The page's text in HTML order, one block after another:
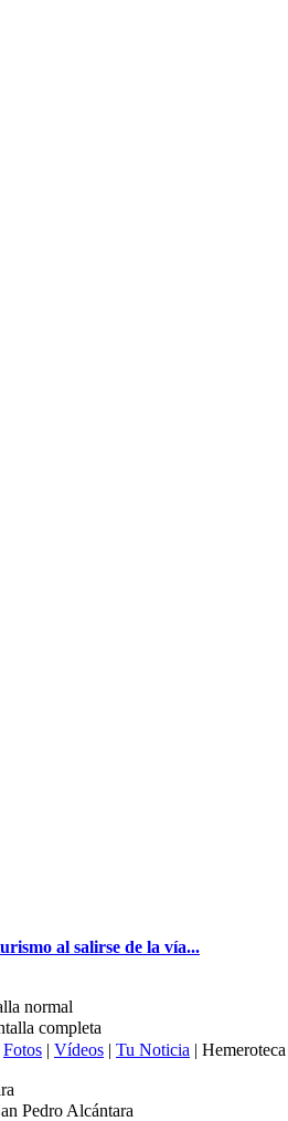
al salirse de la vía...
normal
completa
Fotos | Vídeos | Tu Noticia | Hemeroteca
Pedro Alcántara